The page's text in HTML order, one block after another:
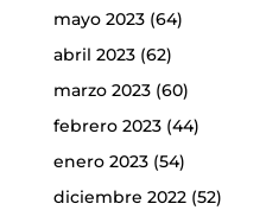
mayo 2023(64)
abril 2023(62)
marzo 2023(60)
febrero 2023(44)
enero 2023(54)
diciembre 2022(52)